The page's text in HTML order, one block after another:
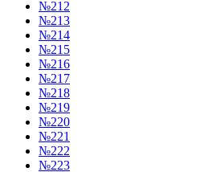
№212
№213
№214
№215
№216
№217
№218
№219
№220
№221
№222
№223